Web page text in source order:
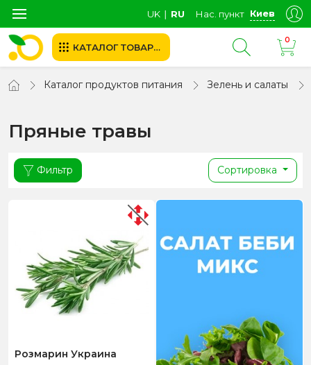
UK ∣ RU Нас. пункт Киев
КАТАЛОГ ТОВАРОВ
0
Каталог продуктов питания Зелень и салаты
Пряные травы
Фильтр Сортировка
Розмарин Украина